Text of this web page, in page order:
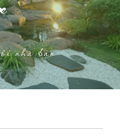
nhà bạn